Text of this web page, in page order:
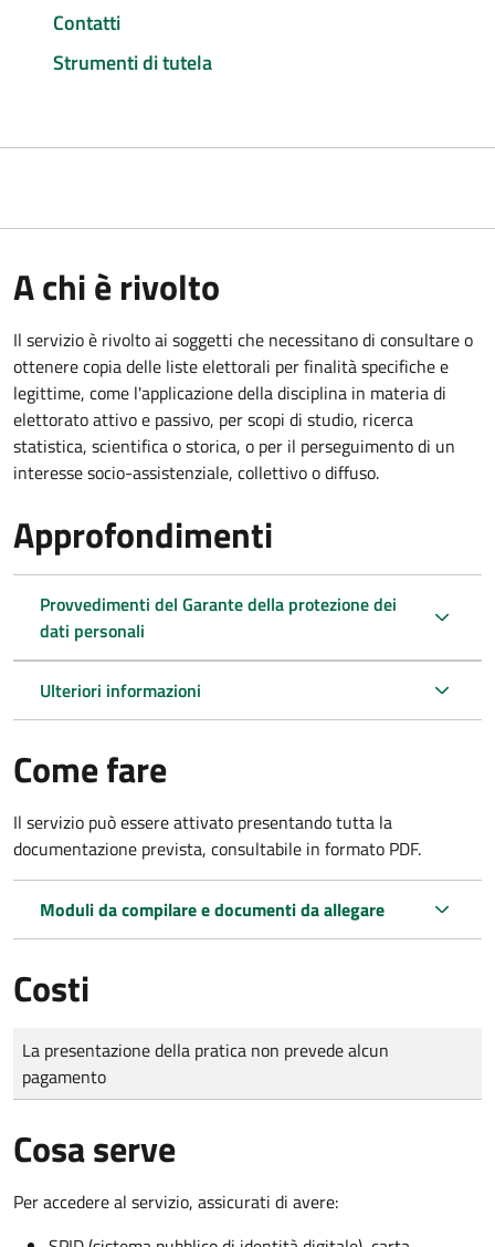
Contatti
Strumenti di tutela
A chi è rivolto
Il servizio è rivolto ai soggetti che necessitano di consultare o
ottenere copia delle liste elettorali per finalità specifiche e
legittime, come l'applicazione della disciplina in materia di
elettorato attivo e passivo, per scopi di studio, ricerca
statistica, scientifica o storica, o per il perseguimento di un
interesse socio-assistenziale, collettivo o diffuso.
Approfondimenti
Provvedimenti del Garante della protezione dei
dati personali
Ulteriori informazioni
Come fare
Il servizio può essere attivato presentando tutta la
documentazione prevista, consultabile in formato PDF.
Moduli da compilare e documenti da allegare
Costi
Tipo di pagamento
Importo
La presentazione della pratica non prevede alcun
pagamento
Cosa serve
Per accedere al servizio, assicurati di avere: